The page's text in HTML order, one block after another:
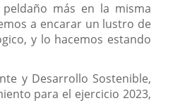
más en la misma
a encarar un lustro de
y lo hacemos estando
y Desarrollo Sostenible,
para el ejercicio 2023,